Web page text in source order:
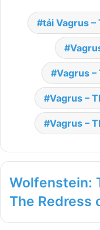
tải Vagrus –
Vagrus –
Vagrus –
Vagrus –
Wolfenstein:
The Redress